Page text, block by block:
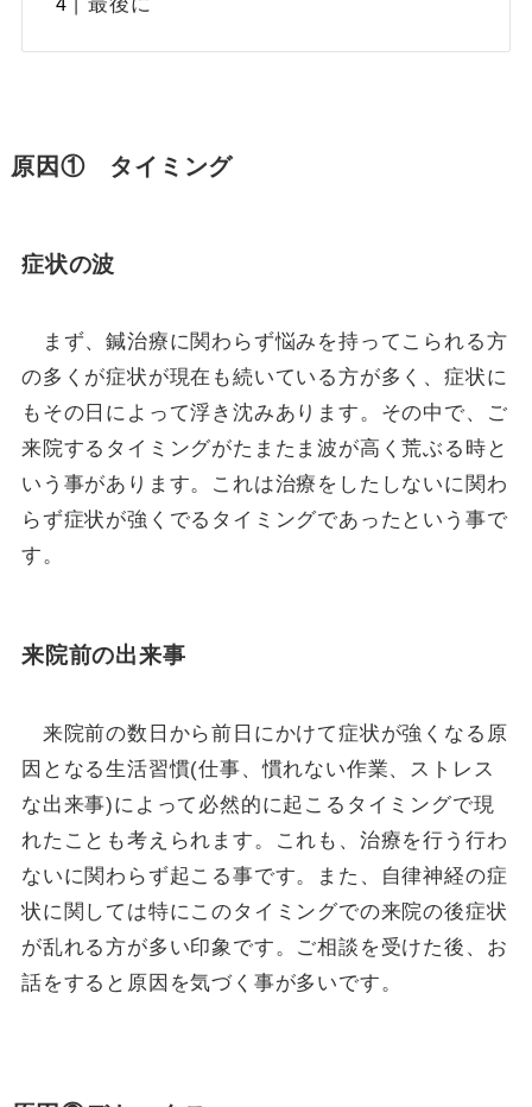
最後に
原因① タイミング
症状の波
まず、鍼治療に関わらず悩みを持ってこられる方
の多くが症状が現在も続いている方が多く、症状に
もその日によって浮き沈みあります。その中で、ご
来院するタイミングがたまたま波が高く荒ぶる時と
いう事があります。これは治療をしたしないに関わ
らず症状が強くでるタイミングであったという事で
す。
来院前の出来事
来院前の数日から前日にかけて症状が強くなる原
因となる生活習慣(仕事、慣れない作業、ストレス
な出来事)によって必然的に起こるタイミングで現
れたことも考えられます。これも、治療を行う行わ
ないに関わらず起こる事です。また、自律神経の症
状に関しては特にこのタイミングでの来院の後症状
が乱れる方が多い印象です。ご相談を受けた後、お
話をすると原因を気づく事が多いです。